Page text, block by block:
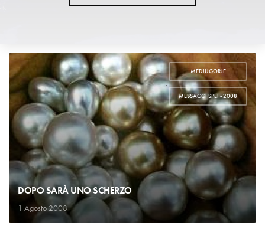
MEDJUGORJE
,
MESSAGGI SPEI - 2008
DOPO SARÀ UNO SCHERZO
1 Agosto 2008